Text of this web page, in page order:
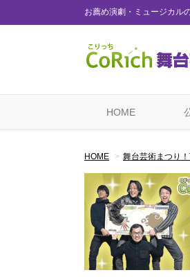
お薦め演劇・ミュージカル
HOME
HOME 舞台芸術まつり